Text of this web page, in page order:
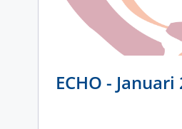
ECHO - Januari